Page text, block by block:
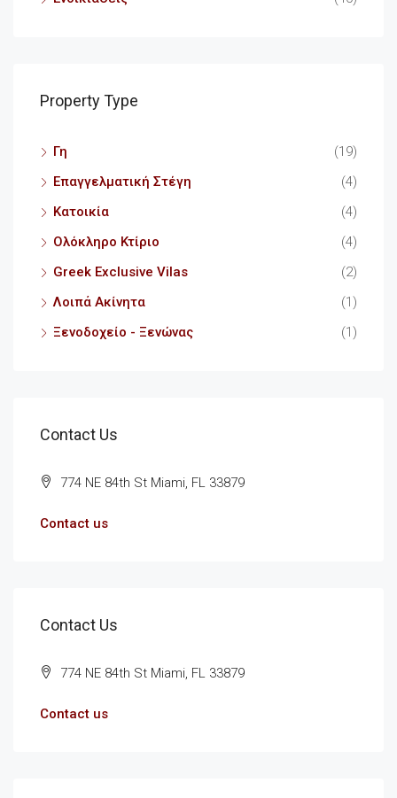
Property Type
Γη
(19)
Επαγγελματική Στέγη
(4)
Κατοικία
(4)
Ολόκληρο Κτίριο
(4)
Greek Exclusive Vilas
(2)
Λοιπά Ακίνητα
(1)
Ξενοδοχείο - Ξενώνας
(1)
Contact Us
774 NE 84th St Miami, FL 33879
Contact us
Contact Us
774 NE 84th St Miami, FL 33879
Contact us